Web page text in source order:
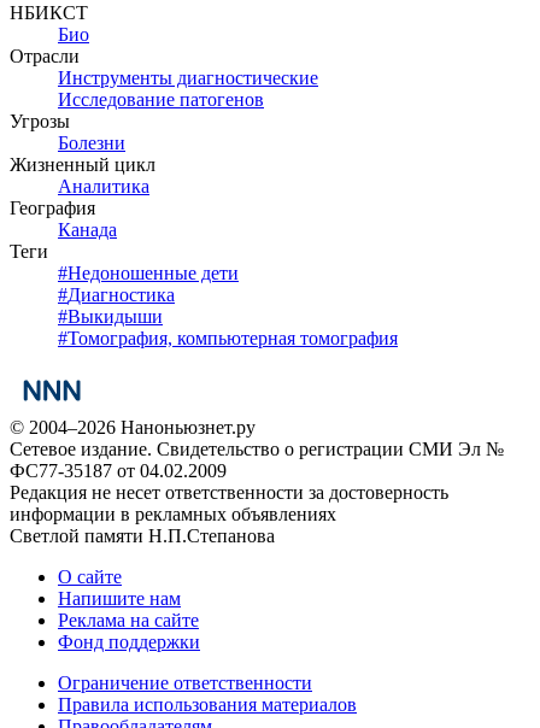
НБИКСТ
Био
Отрасли
Инструменты диагностические
Исследование патогенов
Угрозы
Болезни
Жизненный цикл
Аналитика
География
Канада
Теги
#Недоношенные дети
#Диагностика
#Выкидыши
#Томография, компьютерная томография
© 2004–2026 Наноньюзнет.ру
Сетевое издание. Свидетельство о регистрации СМИ Эл №
ФС77-35187 от 04.02.2009
Редакция не несет ответственности за достоверность
информации в рекламных объявлениях
Светлой памяти Н.П.Степанова
О сайте
Напишите нам
Реклама на сайте
Фонд поддержки
Ограничение ответственности
Правила использования материалов